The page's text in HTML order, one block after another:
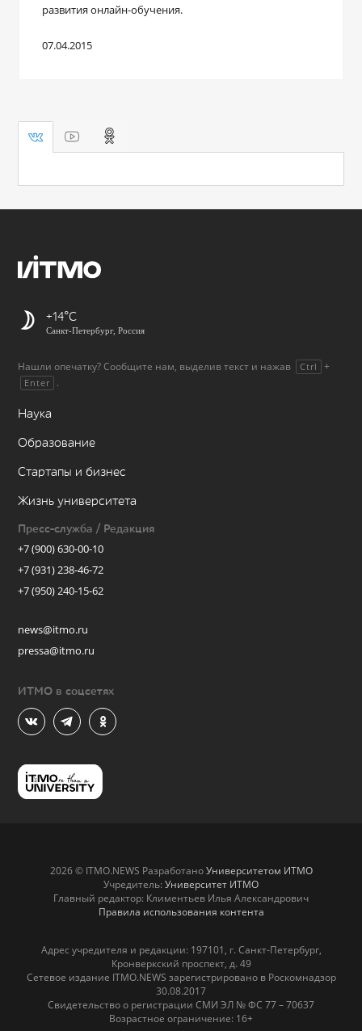
развития онлайн-обучения.
07.04.2015
+14
Санкт-Петербург, Россия
Нашли опечатку? Сообщите нам, выделив текст и нажав Ctrl +
Enter .
Наука
Образование
Стартапы и бизнес
Жизнь университета
Пресс-служба / Редакция
+7 (900) 630-00-10
+7 (931) 238-46-72
+7 (950) 240-15-62
news@itmo.ru
pressa@itmo.ru
ИТМО в соцсетях
2026 © ITMO.NEWS РазработаноУниверситетом ИТМО
Учредитель: Университет ИТМО
Главный редактор: Климентьев Илья Александрович
Правила использования контента
Адрес учредителя и редакции: 197101, г. Санкт-Петербург,
Кронверкский проспект, д. 49
Сетевое издание ITMO.NEWS зарегистрировано в Роскомнадзор
30.08.2017
Свидетельство о регистрации СМИ ЭЛ № ФС 77 – 70637
Возрастное ограничение: 16+